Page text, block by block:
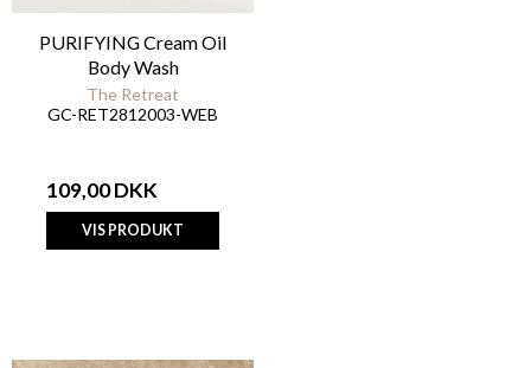
PURIFYING Cream Oil
Body Wash
The Retreat
GC-RET2812003-WEB
109,00 DKK
VIS PRODUKT